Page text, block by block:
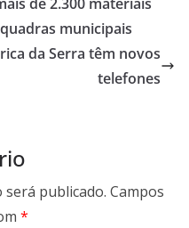
municipais
da Serra têm novos
telefones
será publicado. Campos
*